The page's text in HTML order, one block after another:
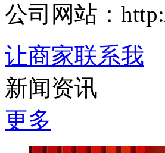
公司网站：
让商家联系我
新闻资讯
更多